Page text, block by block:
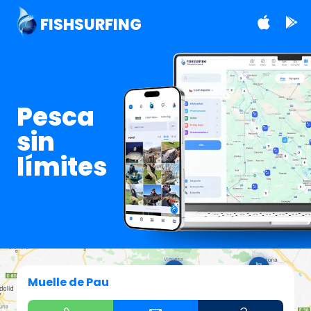
FISHSURFING
Pesca
sin
límites
Muelle de Pau